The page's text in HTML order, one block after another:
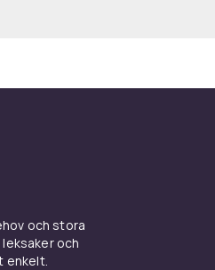
och stora
och
enkelt.